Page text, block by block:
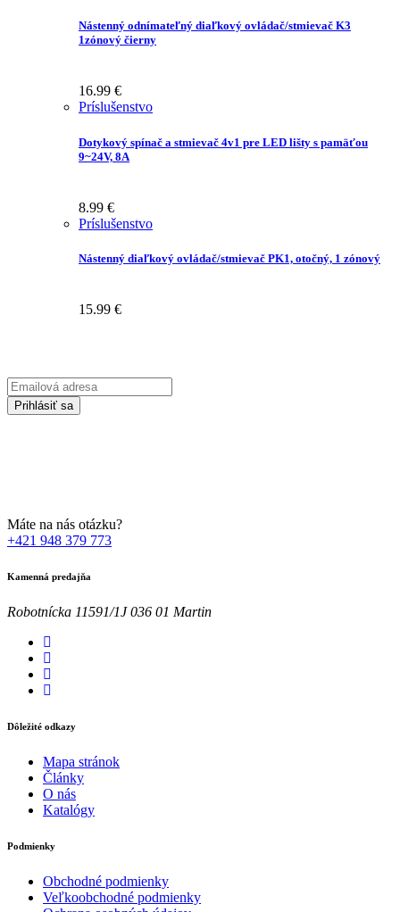
Nástenný odnímateľný diaľkový ovládač/stmievač K3
1zónový čierny
16.99 €
Príslušenstvo
Dotykový spínač a stmievač 4v1 pre LED lišty s pamäťou
9~24V, 8A
8.99 €
Príslušenstvo
Nástenný diaľkový ovládač/stmievač PK1, otočný, 1 zónový
15.99 €
Emailová
adresa
Prihlásiť sa
Máte na nás otázku?
+421 948 379 773
Kamenná predajňa
Robotnícka 11591/1J 036 01 Martin
Dôležité odkazy
Mapa stránok
Články
O nás
Katalógy
Podmienky
Obchodné podmienky
Veľkoobchodné podmienky